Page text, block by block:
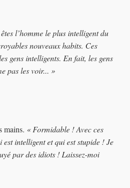
majesty!”
l’homme le plus intelligent du
nouveaux habits. Ces
gens intelligents. En fait, les gens
pas les voir... »
some amazing new clothes.
intelligent people. In fact, stupid
mains. « Formidable ! Avec ces
intelligent et qui est stupide ! Je
par des idiots ! Laissez-moi